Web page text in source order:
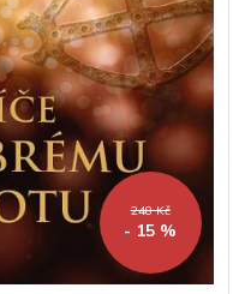
248 Kč
- 15 %